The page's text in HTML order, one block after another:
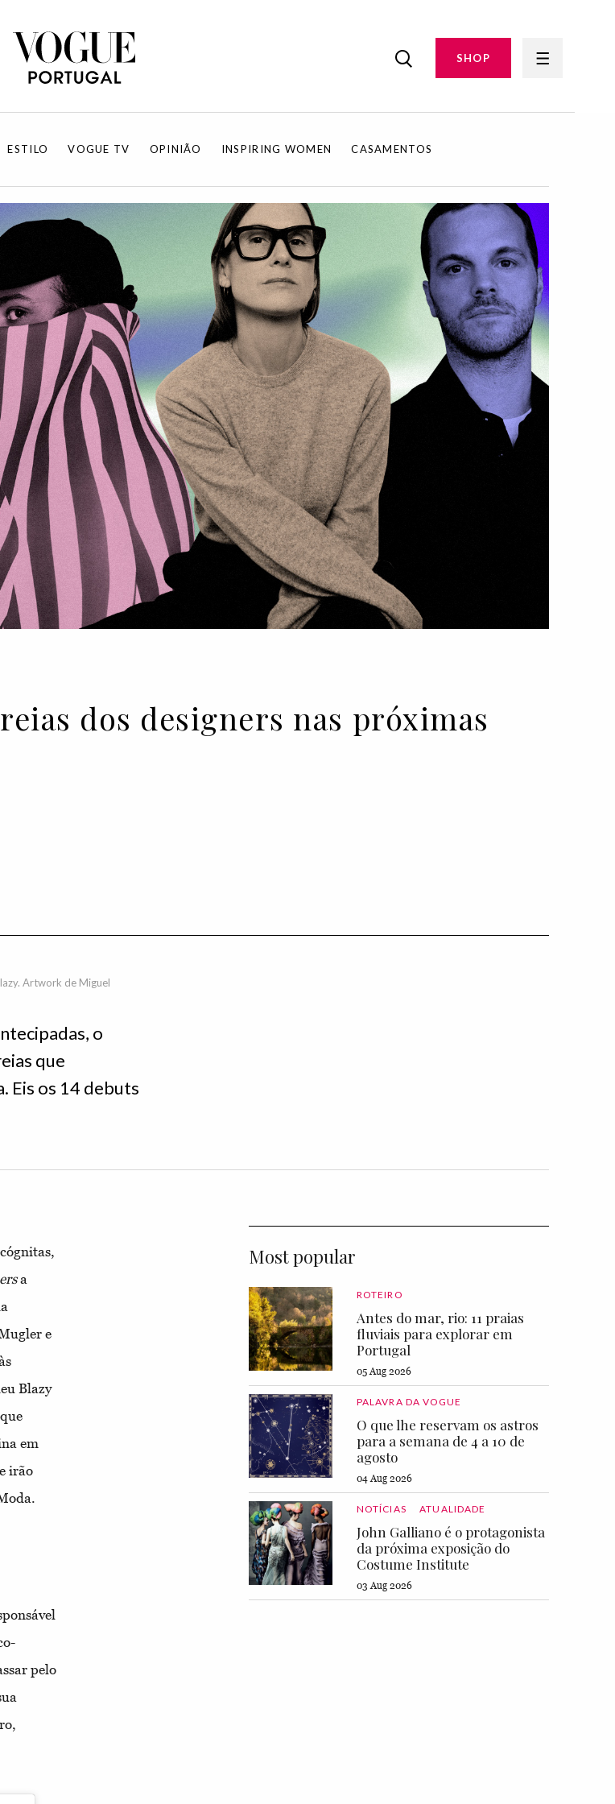
SHOP
ESTILO VOGUE TV OPINIÃO INSPIRING WOMEN CASAMENTOS
dos designers nas próximas
Artwork de Miguel
o
que
Eis os 14 debuts
a
e
Blazy
em
irão
pelo
Most popular
ROTEIRO
Antes do mar, rio: 11 praias
fluviais para explorar em
Portugal
05 Aug 2026
PALAVRA DA VOGUE
O que lhe reservam os astros
para a semana de 4 a 10 de
agosto
04 Aug 2026
NOTÍCIAS ATUALIDADE
John Galliano é o protagonista
da próxima exposição do
Costume Institute
03 Aug 2026